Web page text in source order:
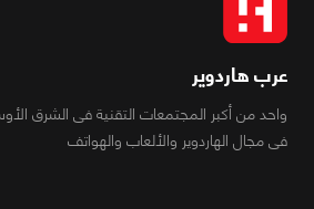
عرب هاردوير
واحد من أكبر المجتمعات التقنية فى الشرق
فى مجال الهاردوير والألعاب والهواتف